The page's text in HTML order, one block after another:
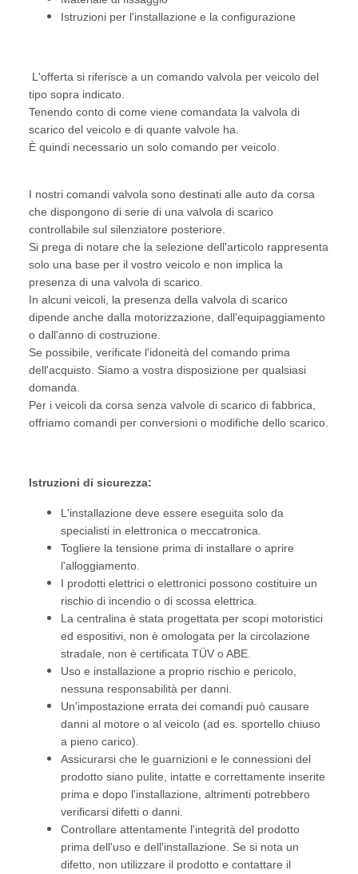
Istruzioni per l'installazione e la configurazione
L'offerta si riferisce a un comando valvola per veicolo del
tipo sopra indicato.
Tenendo conto di come viene comandata la valvola di
scarico del veicolo e di quante valvole ha.
È quindi necessario un solo comando per veicolo.
I nostri comandi valvola sono destinati alle auto da corsa
che dispongono di serie di una valvola di scarico
controllabile sul silenziatore posteriore.
Si prega di notare che la selezione dell'articolo rappresenta
solo una base per il vostro veicolo e non implica la
presenza di una valvola di scarico.
In alcuni veicoli, la presenza della valvola di scarico
dipende anche dalla motorizzazione, dall'equipaggiamento
o dall'anno di costruzione.
Se possibile, verificate l'idoneità del comando prima
dell'acquisto. Siamo a vostra disposizione per qualsiasi
domanda.
Per i veicoli da corsa senza valvole di scarico di fabbrica,
offriamo comandi per conversioni o modifiche dello scarico.
Istruzioni di sicurezza:
L'installazione deve essere eseguita solo da
specialisti in elettronica o meccatronica.
Togliere la tensione prima di installare o aprire
l'alloggiamento.
I prodotti elettrici o elettronici possono costituire un
rischio di incendio o di scossa elettrica.
La centralina è stata progettata per scopi motoristici
ed espositivi, non è omologata per la circolazione
stradale, non è certificata TÜV o ABE.
Uso e installazione a proprio rischio e pericolo,
nessuna responsabilità per danni.
Un'impostazione errata dei comandi può causare
danni al motore o al veicolo (ad es. sportello chiuso
a pieno carico).
Assicurarsi che le guarnizioni e le connessioni del
prodotto siano pulite, intatte e correttamente inserite
prima e dopo l'installazione, altrimenti potrebbero
verificarsi difetti o danni.
Controllare attentamente l'integrità del prodotto
prima dell'uso e dell'installazione. Se si nota un
difetto, non utilizzare il prodotto e contattare il